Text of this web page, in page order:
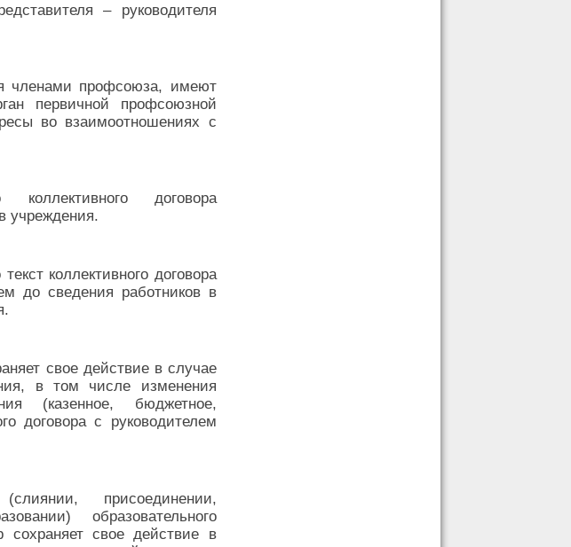
– руководителя
членами профсоюза, имеют
первичной профсоюзной
во взаимоотношениях с
договора
учреждения.
коллективного договора
до сведения работников в
свое действие в случае
в том числе изменения
(казенное, бюджетное,
договора с руководителем
присоединении,
образовательного
сохраняет свое действие в